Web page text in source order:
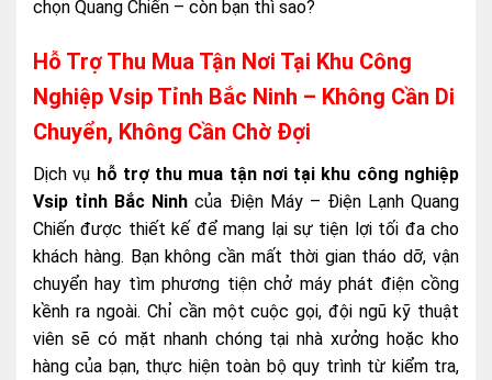
chọn Quang Chiến – còn bạn thì sao?
Hỗ Trợ Thu Mua Tận Nơi Tại Khu Công
Nghiệp Vsip Tỉnh Bắc Ninh – Không Cần Di
Chuyển, Không Cần Chờ Đợi
Dịch vụ hỗ trợ thu mua tận nơi tại khu công nghiệp
Vsip tỉnh Bắc Ninh của Điện Máy – Điện Lạnh Quang
Chiến được thiết kế để mang lại sự tiện lợi tối đa cho
khách hàng. Bạn không cần mất thời gian tháo dỡ, vận
chuyển hay tìm phương tiện chở máy phát điện cồng
kềnh ra ngoài. Chỉ cần một cuộc gọi, đội ngũ kỹ thuật
viên sẽ có mặt nhanh chóng tại nhà xưởng hoặc kho
hàng của bạn, thực hiện toàn bộ quy trình từ kiểm tra,